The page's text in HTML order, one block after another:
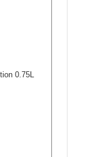
0.75L